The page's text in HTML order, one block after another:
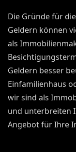
Die Gründe für
Geldern können
als
Geldern besser
Einfamilienhaus
wir sind als
und unterbreiten
Angebot für Ihre